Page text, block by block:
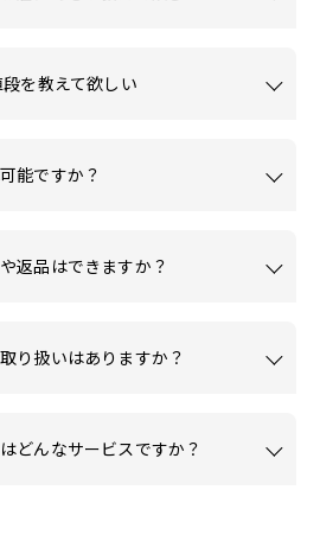
を教えて欲しい
能ですか？
返品はできますか？
り扱いはありますか？
どんなサービスですか？